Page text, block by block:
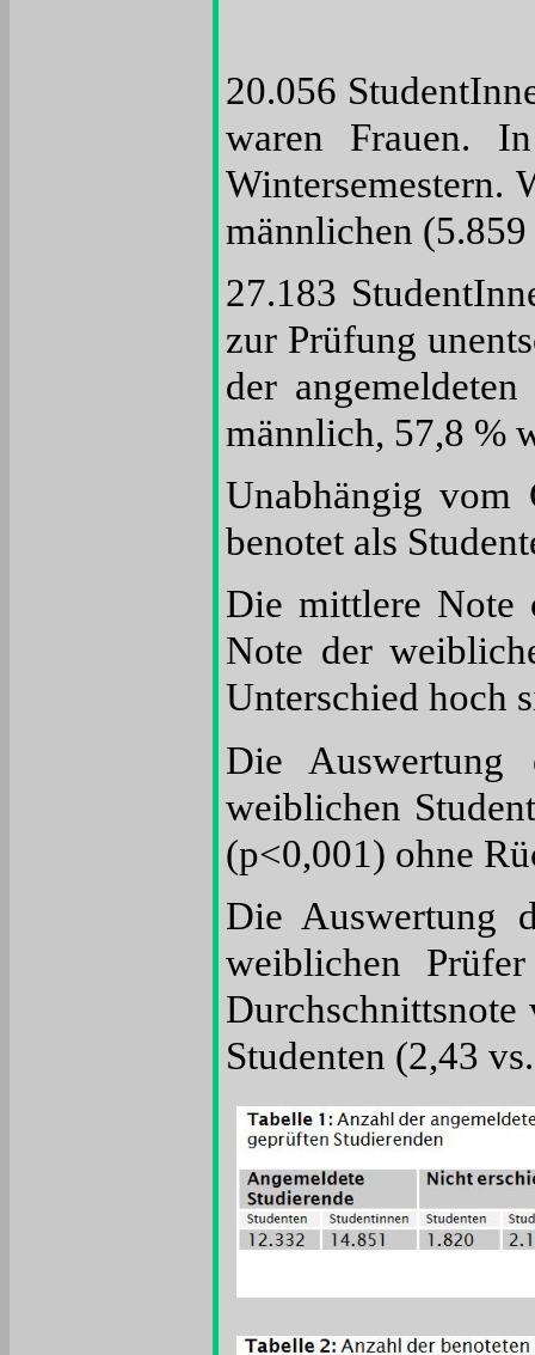
20.056
waren Frauen.
Wintersemestern.
männlichen
27.183
zur Prüfung
der
männlich, 57,8 %
Unabhängig vom
benotet als
Die mittlere Note
Note der
Unterschied hoch
Die Auswertung
weiblichen
(p<0,001) ohne
Die Auswertung
weiblichen
Durchschnittsnote
Studenten (2,43